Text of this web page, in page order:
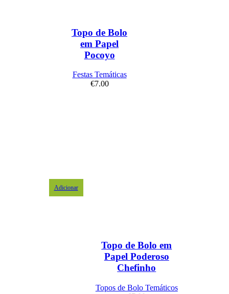
Topo de Bolo
em Papel
Pocoyo
Festas Temáticas
€7.00
Adicionar
Topo de Bolo em
Papel Poderoso
Chefinho
Topos de Bolo Temáticos